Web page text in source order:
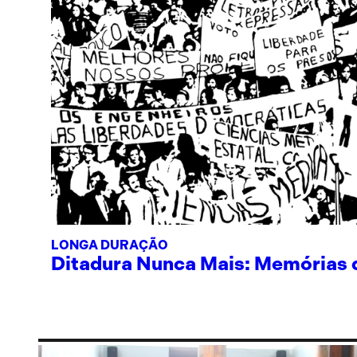
LONGA DURAÇÃO
Ditadura Nunca Mais: